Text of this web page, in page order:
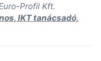
Profil Kft.
IKT tanácsadó,